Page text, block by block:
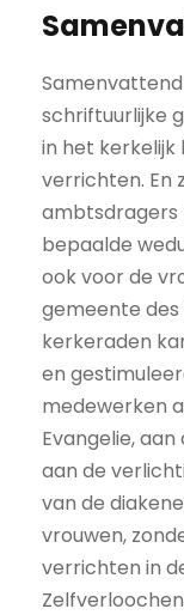
schriftuurlijke
in het kerkelijk
verrichten. En
ambtsdragers
bepaalde
ook voor de
gemeente des
kerkeraden
en
medewerken
Evangelie,
aan de
van de
vrouwen,
verrichten in